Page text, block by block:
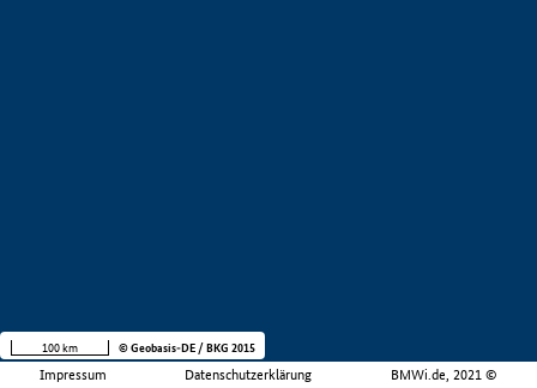
Impressum Datenschutzerklärung BMWi.de, 2021 ©
100 km © Geobasis-DE / BKG 2015